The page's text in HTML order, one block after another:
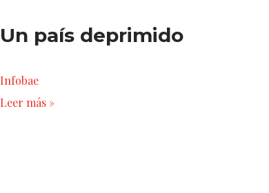
Un país deprimido
Infobae
Leer más »